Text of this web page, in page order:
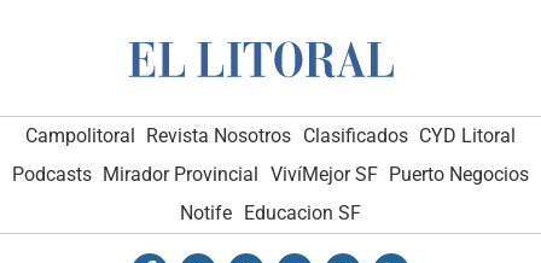
Campolitoral Revista Nosotros Clasificados CYD Litoral
Podcasts Mirador Provincial VivíMejor SF Puerto Negocios
Notife Educacion SF